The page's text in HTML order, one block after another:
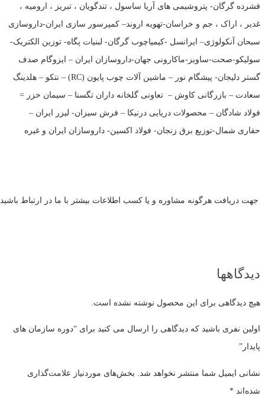
فشرده گرگان- پتروشیمی های آریا ساسول ، تندگویان ، تبریز ، ارومیه ،
غدیر ، اراک ، جم و خراسان-تهویه اروند– کمپرسور سازی ایران-داروسازی
سبحان آنکولوژی– ایرانسل -کیمیاچوب گرگان- لبنیات پگاه- توزین الکتریک-
سولیکو-صحت-ساویز-ماکارونی جهان-داروسازان ایران – ایزوگام صدف
گستر دلیجان- پیشگام نور – ماشین آلات چوب پایون (RC) – نتکو – هلدینگ
سعادت – بازرگانی کاوش – تعاونی گلخانه داران تگسنا – سیمان خزر =
فولاد شادگان – محصولات دریایی درنیکا – فرش سیزان- لیزر ایران –
حفاری شمال-توزیع برق زنجان- فولاد اکسین- داروسازان ایران و غیره
جهت دریافت هرگونه مشاوره و یا کسب اطلاعات بیشتر با ما در ارتباط
دیدگاهها
هیچ دیدگاهی برای این محصول نوشته نشده است.
اولین نفری باشید که دیدگاهی را ارسال می کنید برای “دوره سازمان های
پایدار”
نشانی ایمیل شما منتشر نخواهد شد.
بخش‌های موردنیاز علامت‌گذاری
شده‌اند *